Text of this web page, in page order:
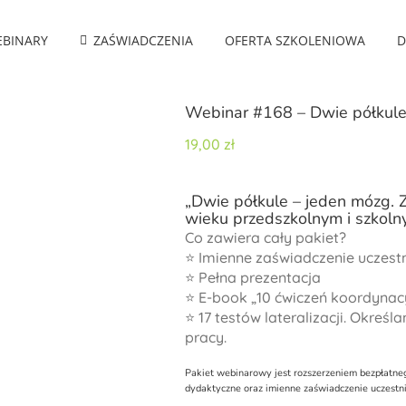
ZAŚWIADCZENIA OFERTA SZKOLENIOWA
Webinar #168 – Dwie
19,00 zł
„Dwie półkule – jeden
wieku przedszkolnym i
Co zawiera cały pakiet?
⭐ Imienne zaświadczenie
⭐ Pełna prezentacja
⭐ E-book „10 ćwiczeń
⭐ 17 testów lateralizacji.
pracy.
Pakiet webinarowy jest rozszerzeniem
dydaktyczne oraz imienne zaświadczenie